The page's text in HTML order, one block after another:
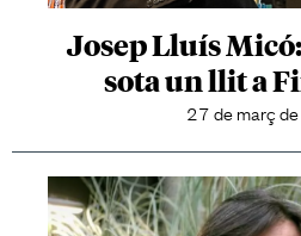
Josep Lluís
sota un llit a
27 de març